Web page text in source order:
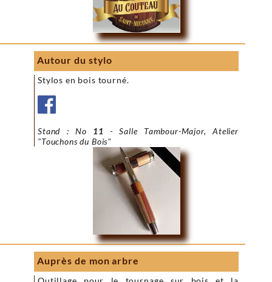
Autour du stylo
Stylos en bois tourné.
Stand : No 11- Salle Tambour-Major, Atelier
"Touchons du Bois"
Auprès de mon arbre